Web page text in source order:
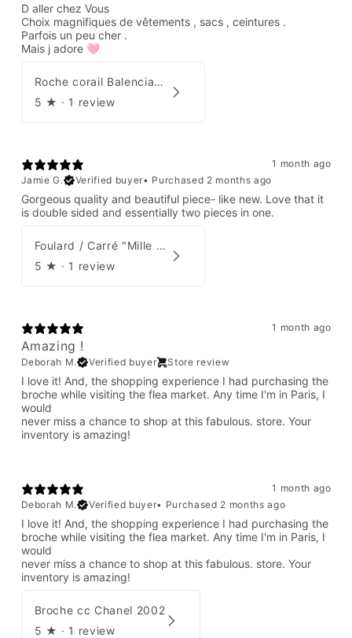
D aller chez Vous
Choix magnifiques de vêtements , sacs , ceintures .
Parfois un peu cher .
Mais j adore 🩷
Roche corail Balenciaga 2006
5 ★ · 1 review
1 month ago
Jamie G.
Verified buyer• Purchased 2 months ago
Gorgeous quality and beautiful piece- like new. Love that it
is double sided and essentially two pieces in one.
Foulard / Carré "Mille Feuilles de Soie" Hermès par Natsuno Hidaka
5 ★ · 1 review
1 month ago
Amazing !
Deborah M. Verified buyer Store review
I love it! And, the shopping experience I had purchasing the
broche while visiting the flea market. Any time I'm in Paris, I
would
never miss a chance to shop at this fabulous. store. Your
inventory is amazing!
1 month ago
Deborah M.
Verified buyer• Purchased 2 months ago
I love it! And, the shopping experience I had purchasing the
broche while visiting the flea market. Any time I'm in Paris, I
would
never miss a chance to shop at this fabulous. store. Your
inventory is amazing!
Broche cc Chanel 2002
5 ★ · 1 review